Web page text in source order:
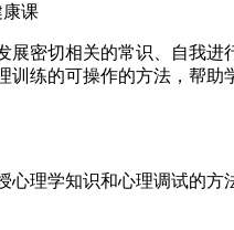
课
密切相关的常识、自我
练的可操作的方法，帮
理学知识和心理调试的